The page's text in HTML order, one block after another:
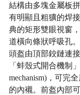
結構由多塊金屬板
有明顯且粗獷的焊
典的矩形雙眼視窗
道橫向條狀呼吸孔。
頭盔由頂部鉸鏈連
「蚌殼式開合機制
mechanism)，可完
的內襯。前盔內部